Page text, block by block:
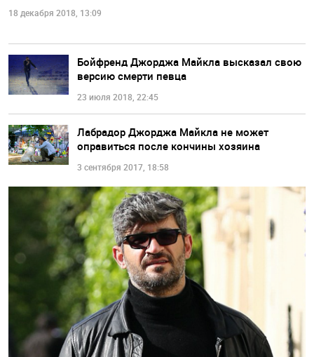
18 декабря 2018, 13:09
Бойфренд Джорджа Майкла высказал свою
версию смерти певца
23 июля 2018, 22:45
Лабрадор Джорджа Майкла не может
оправиться после кончины хозяина
3 сентября 2017, 18:58